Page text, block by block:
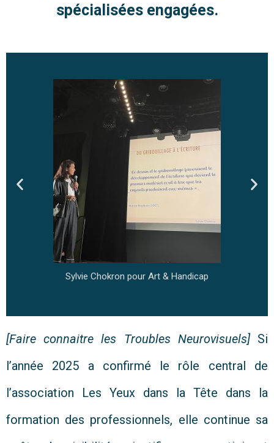
spécialisées engagées.
Sylvie Chokron pour Art & Handicap
[Faire connaitre les Troubles Neurovisuels]Si
l’année 2025 a confirmé le rôle central de
l’association Les Yeux dans la Tête dans la
formation des professionnels, elle continue sa